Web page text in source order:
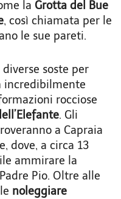
la Grotta del Bue
, così chiamata per le
le sue pareti.
soste per
incredibilmente
rocciose
. Gli
a Capraia
dove, a circa 13
ammirare la
Pio. Oltre alle
noleggiare